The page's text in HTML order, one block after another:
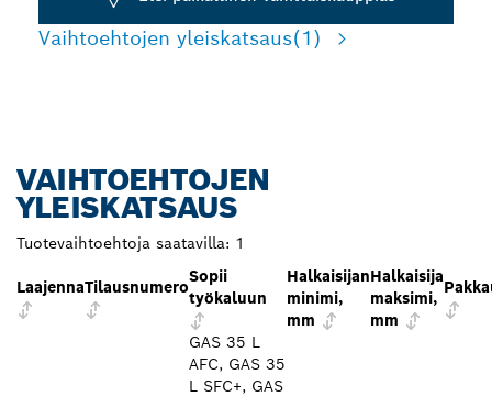
Vaihtoehtojen yleiskatsaus(1)
VAIHTOEHTOJEN
YLEISKATSAUS
Tuotevaihtoehtoja saatavilla: 1
LaajennaTilausnumero
Sopii
työkaluun
Halkaisijan
minimi,
mm
Halkaisija
maksimi,
mm
GAS 35 L
AFC, GAS 35
L SFC+, GAS